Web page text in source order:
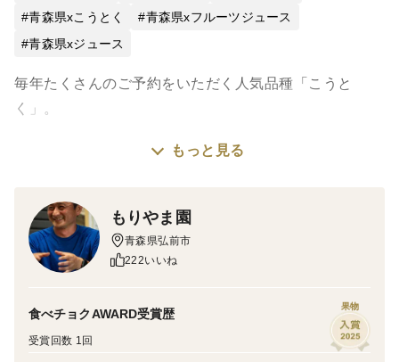
青森県xこうとく
青森県xフルーツジュース
青森県xジュース
毎年たくさんのご予約をいただく人気品種「こうと
く」。
蜜がたっぷり入り、濃厚な甘さを持つことから、
す。
収穫量が少なく、生果は毎年予約販売のみで完売してし
「また来年を楽しみに待っています」
もっと見る
もりやま園
青森県弘前市
222いいね
食べチョクAWARD受賞歴
受賞回数 1回
果物